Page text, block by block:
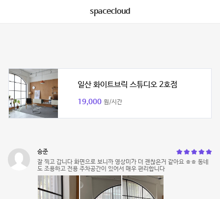
spacecloud
일산 화이트브릭 스튜디오 2호점
19,000 원/시간
승준
잘 찍고 갑니다 화면으로 보니까 영상미가 더 괜찮은거 같아요 ㅎㅎ 동네
도 조용하고 전용 주차공간이 있어서 매우 편리합니다